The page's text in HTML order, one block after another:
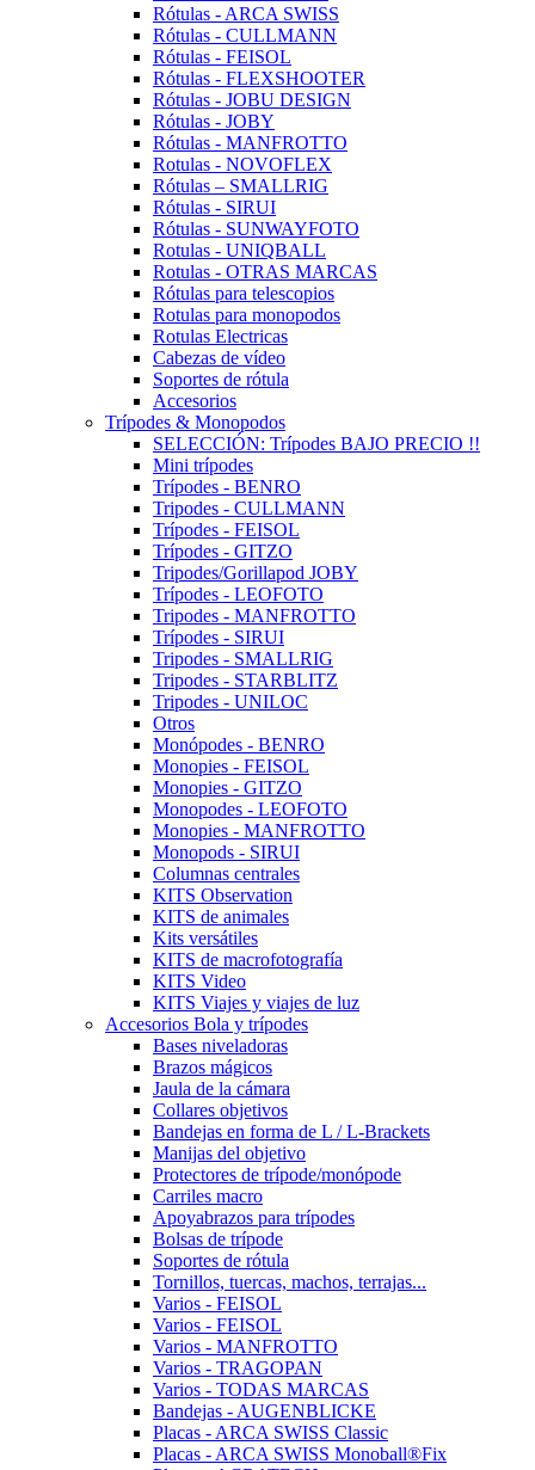
Rótulas - ARCA SWISS
Rótulas - CULLMANN
Rótulas - FEISOL
Rótulas - FLEXSHOOTER
Rótulas - JOBU DESIGN
Rótulas - JOBY
Rótulas - MANFROTTO
Rotulas - NOVOFLEX
Rótulas – SMALLRIG
Rótulas - SIRUI
Rótulas - SUNWAYFOTO
Rotulas - UNIQBALL
Rotulas - OTRAS MARCAS
Rótulas para telescopios
Rotulas para monopodos
Rotulas Electricas
Cabezas de vídeo
Soportes de rótula
Accesorios
Trípodes & Monopodos
SELECCIÓN: Trípodes BAJO PRECIO !!
Mini trípodes
Trípodes - BENRO
Tripodes - CULLMANN
Trípodes - FEISOL
Trípodes - GITZO
Tripodes/Gorillapod JOBY
Trípodes - LEOFOTO
Tripodes - MANFROTTO
Trípodes - SIRUI
Tripodes - SMALLRIG
Tripodes - STARBLITZ
Tripodes - UNILOC
Otros
Monópodes - BENRO
Monopies - FEISOL
Monopies - GITZO
Monopodes - LEOFOTO
Monopies - MANFROTTO
Monopods - SIRUI
Columnas centrales
KITS Observation
KITS de animales
Kits versátiles
KITS de macrofotografía
KITS Video
KITS Viajes y viajes de luz
Accesorios Bola y trípodes
Bases niveladoras
Brazos mágicos
Jaula de la cámara
Collares objetivos
Bandejas en forma de L / L-Brackets
Manijas del objetivo
Protectores de trípode/monópode
Carriles macro
Apoyabrazos para trípodes
Bolsas de trípode
Soportes de rótula
Tornillos, tuercas, machos, terrajas...
Varios - FEISOL
Varios - FEISOL
Varios - MANFROTTO
Varios - TRAGOPAN
Varios - TODAS MARCAS
Bandejas - AUGENBLICKE
Placas - ARCA SWISS Classic
Placas - ARCA SWISS Monoball®Fix